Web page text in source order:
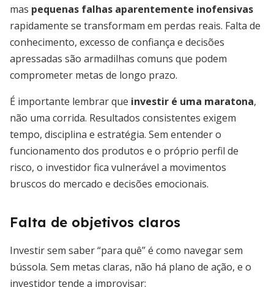
mas pequenas falhas aparentemente inofensivas
rapidamente se transformam em perdas reais. Falta de
conhecimento, excesso de confiança e decisões
apressadas são armadilhas comuns que podem
comprometer metas de longo prazo.
É importante lembrar que investir é uma maratona,
não uma corrida. Resultados consistentes exigem
tempo, disciplina e estratégia. Sem entender o
funcionamento dos produtos e o próprio perfil de
risco, o investidor fica vulnerável a movimentos
bruscos do mercado e decisões emocionais.
Falta de objetivos claros
Investir sem saber “para quê” é como navegar sem
bússola. Sem metas claras, não há plano de ação, e o
investidor tende a improvisar: